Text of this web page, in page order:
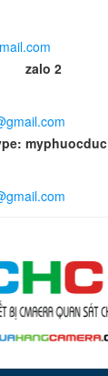
zalo 2
myphuocduc